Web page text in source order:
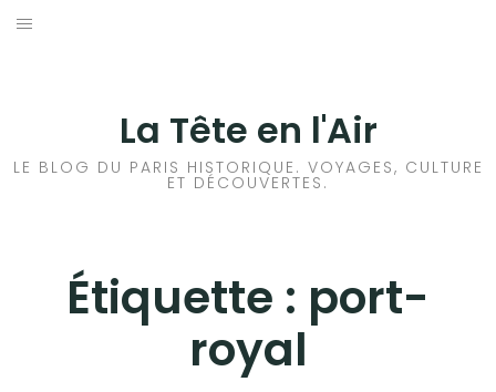
Aller
La Tête en l'Air
LE BLOG DU PARIS HISTORIQUE. VOYAGES, CULTURE
ET DÉCOUVERTES.
Étiquette : port-
royal
HISTOIRES EN ILE DE FRANCE
VOYAGES À L’ÉTRANGER